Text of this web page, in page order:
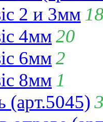
2 и 3мм
4мм20
6мм2
8мм 1
(арт.5045)